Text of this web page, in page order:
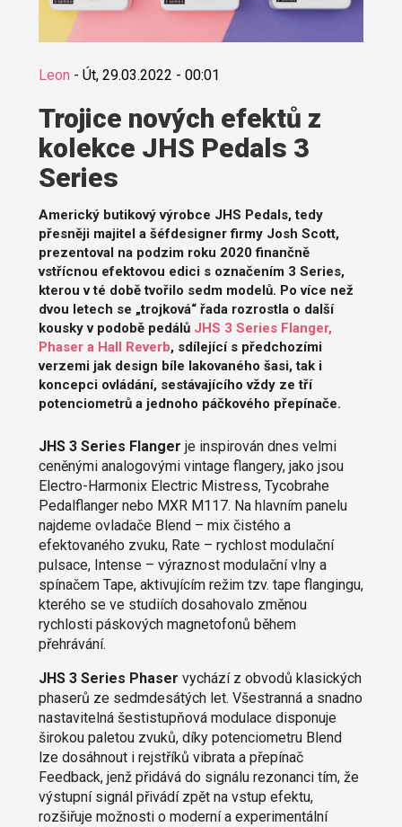
Leon - Út, 29.03.2022 - 00:01
Trojice nových efektů z
kolekce JHS Pedals 3
Series
Americký butikový výrobce JHS Pedals, tedy
přesněji majitel a šéfdesigner firmy Josh Scott,
prezentoval na podzim roku 2020 finančně
vstřícnou efektovou edici s označením 3 Series,
kterou v té době tvořilo sedm modelů. Po více než
dvou letech se „trojková“ řada rozrostla o další
kousky v podobě pedálů JHS 3 Series Flanger,
Phaser a Hall Reverb, sdílející s předchozími
verzemi jak design bíle lakovaného šasi, tak i
koncepci ovládání, sestávajícího vždy ze tří
potenciometrů a jednoho páčkového přepínače.
JHS 3 Series Flanger je inspirován dnes velmi
ceněnými analogovými vintage flangery, jako jsou
Electro-Harmonix Electric Mistress, Tycobrahe
Pedalflanger nebo MXR M117. Na hlavním panelu
najdeme ovladače Blend – mix čistého a
efektovaného zvuku, Rate – rychlost modulační
pulsace, Intense – výraznost modulační vlny a
spínačem Tape, aktivujícím režim tzv. tape flangingu,
kterého se ve studiích dosahovalo změnou
rychlosti páskových magnetofonů během
přehrávání.
JHS 3 Series Phaser vychází z obvodů klasických
phaserů ze sedmdesátých let. Všestranná a snadno
nastavitelná šestistupňová modulace disponuje
širokou paletou zvuků, díky potenciometru Blend
lze dosáhnout i rejstříků vibrata a přepínač
Feedback, jenž přidává do signálu rezonanci tím, že
výstupní signál přivádí zpět na vstup efektu,
rozšiřuje možnosti o moderní a experimentální